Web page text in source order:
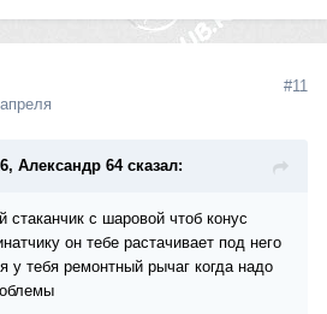
#11
Александр 64 сказал:
стаканчик с шаровой чтоб конус
он тебе растачивает под него
у тебя ремонтный рычаг когда надо